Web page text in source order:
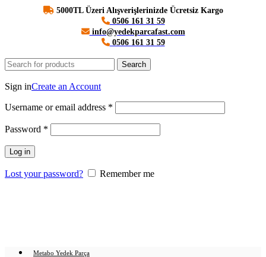
5000TL Üzeri Alışverişlerinizde Ücretsiz Kargo
0506 161 31 59
info@yedekparcafast.com
0506 161 31 59
Search
Sign inCreate an Account
Username or email address *
Password *
Log in
Lost your password?
Remember me
Metabo Yedek Parça